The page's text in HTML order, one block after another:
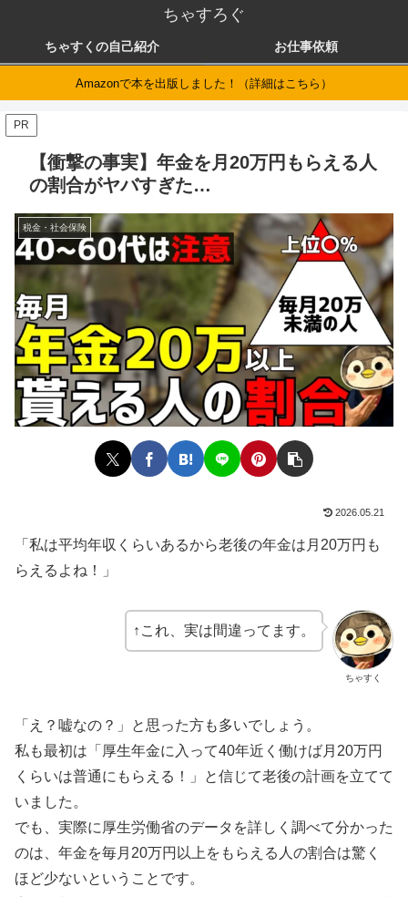
ちゃすろぐ
ちゃすくの自己紹介 お仕事依頼
Amazonで本を出版しました！（詳細はこちら）
PR
【衝撃の事実】年金を月20万円もらえる人
の割合がヤバすぎた…
税金・社会保険
2026.05.21
「私は平均年収くらいあるから老後の年金は月20万円も
らえるよね！」
ちゃすく
↑これ、実は間違ってます。
「え？嘘なの？」と思った方も多いでしょう。
私も最初は「厚生年金に入って40年近く働けば月20万円
くらいは普通にもらえる！」と信じて老後の計画を立てて
いました。
でも、実際に厚生労働省のデータを詳しく調べて分かった
のは、年金を毎月20万円以上をもらえる人の割合は驚く
ほど少ないということです。